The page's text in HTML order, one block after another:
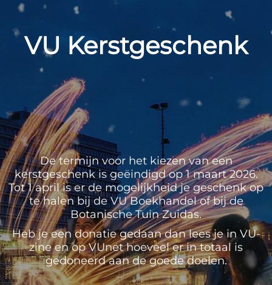
VU Kerstgeschenk
De termijn voor het kiezen van een
kerstgeschenk is geëindigd op 1 maart 2026.
Tot 1 april is er de mogelijkheid je geschenk op
te halen bij de VU Boekhandel of bij de
Botanische Tuin Zuidas.
Heb je een donatie gedaan dan lees je in VU-
zine en op VUnet hoeveel er in totaal is
gedoneerd aan de goede doelen.